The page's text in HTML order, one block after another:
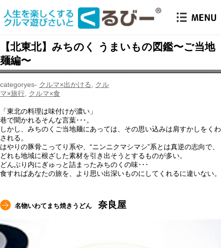
【北東北】みちのく うまいもの図鑑〜ご当地
麺編〜
クルマ×出かける
クル
マ×旅行 クルマ×食
「東北の料理は味付けが濃い」
巷で聞かれるそんな言葉･･･。
しかし、みちのくご当地麺にあっては、その思い込みは肩すかしをくわ
される。
はやりの豚骨こってり系や、“ニンニクマシマシ”系とは真逆の志向で、
どれも地域に根ざした素材を引き出そうとするものが多い。
どんぶり内にぎゅっと詰まったみちのくの味･･･
食すればあなたの旅を、より思い出深いものにしてくれるに違いない。
名物いわてまち焼きうどん 奈良屋